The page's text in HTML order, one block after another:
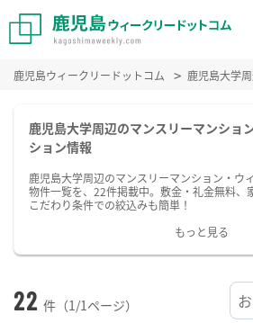
鹿児島ウィークリードットコム 鹿児島大学
鹿児島大学周辺のマンスリーマンショ
ション情報
鹿児島大学周辺のマンスリーマンション・ウ
物件一覧を、22件掲載中。敷金・礼金無料、
こだわり条件での絞込みも簡単！
もっと見る
22 件（1/1ページ）